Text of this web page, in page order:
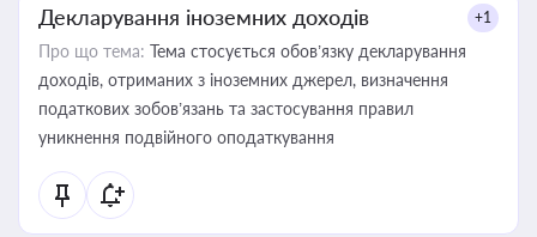
Декларування іноземних доходів +1
Про що тема: Тема стосується обов’язку декларування
доходів, отриманих з іноземних джерел, визначення
податкових зобов’язань та застосування правил
уникнення подвійного оподаткування